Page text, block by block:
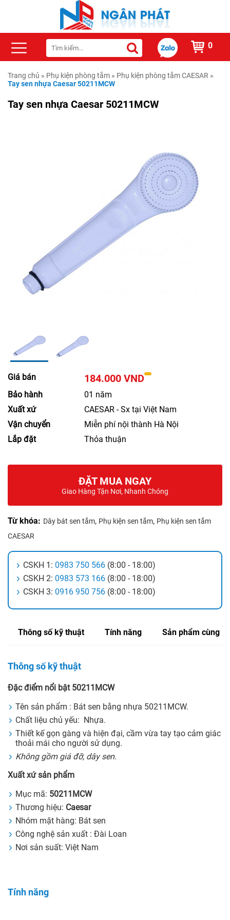
0
Trang chủ » Phụ kiện phòng tắm » Phụ kiện phòng tắm CAESAR »
Tay sen nhựa Caesar 50211MCW
Tay sen nhựa Caesar 50211MCW
Giá bán 184.000 VND
Bảo hành
01 năm
Xuất xứ
CAESAR - Sx tại Việt Nam
Vận chuyển
Miễn phí nội thành Hà Nội
Lắp đặt
Thỏa thuận
ĐẶT MUA NGAY
Giao Hàng Tận Nơi, Nhanh Chóng
Từ khóa: Dây bát sen tắm, Phụ kiện sen tắm, Phụ kiện sen tắm
CAESAR
CSKH 1: 0983 750 566 (8:00 - 18:00)
CSKH 2: 0983 573 166 (8:00 - 18:00)
CSKH 3: 0916 950 756 (8:00 - 18:00)
Thông số kỹ thuật Tính năng Sản phẩm cùng
Thông số kỹ thuật
Đặc điểm nổi bật 50211MCW
Tên sản phẩm : Bát sen bằng nhựa 50211MCW.
Chất liệu chủ yếu: Nhựa.
Thiết kế gọn gàng và hiện đại, cầm vừa tay tạo cảm giác
thoải mái cho người sử dụng.
Không gồm giá đỡ, dây sen.
Xuất xứ sản phẩm
Mục mã: 50211MCW
Thương hiệu: Caesar
Nhóm mặt hàng: Bát sen
Công nghệ sản xuất : Đài Loan
Nơi sản suất: Việt Nam
Tính năng